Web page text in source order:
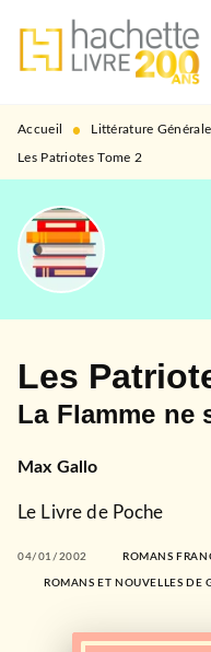
MENU RECHERCHE
PIED DE PAGE
Accueil • Littérature Générale
Les Patriotes Tome 2
Les
La Flamme ne
Max Gallo
Le Livre de Poche
04/01/2002 ROMANS
ROMANS ET NOUVELLES DE